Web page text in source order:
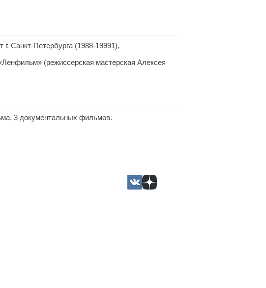
г. Санкт-Петербурга (1988-19991),
(режиссерская мастерская Алексея
3 документальных фильмов.